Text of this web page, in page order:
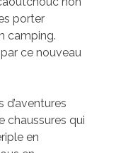
porter
camping.
ce nouveau
chaussures qui
en